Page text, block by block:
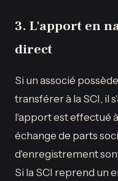
3. L'apport en
direct
Si un associé
transférer à la SCI, il
l'apport est effectué
échange de parts
d'enregistrement
Si la SCI reprend un